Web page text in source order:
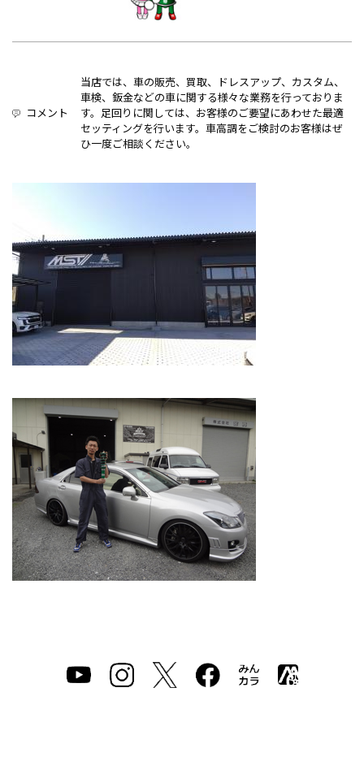
コメント
当店では、車の販売、買取、ドレスアップ、カスタム、
車検、鈑金などの車に関する様々な業務を行っておりま
す。足回りに関しては、お客様のご要望にあわせた最適
セッティングを行います。車高調をご検討のお客様はぜ
ひ一度ご相談ください。